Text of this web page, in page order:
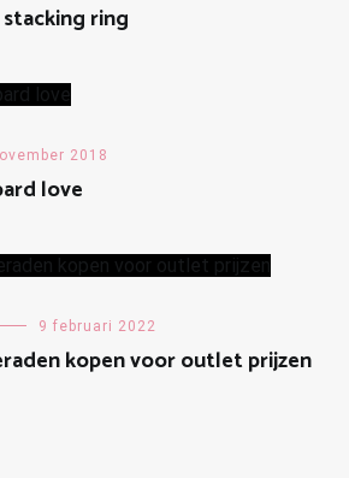
ring
2018
love
9 februari 2022
kopen voor outlet prijzen